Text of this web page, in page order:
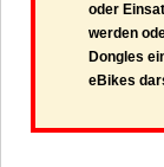
oder
werden
Dongles
eBikes